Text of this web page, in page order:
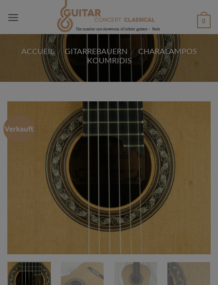
0
ACCUEIL / GITARREBAUERN / CHARALAMPOS
KOUMRIDIS
Verkauft